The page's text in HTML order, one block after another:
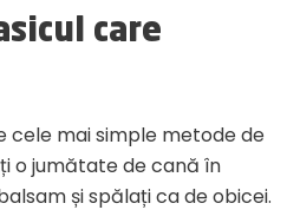
care
cele mai simple metode de
o jumătate de cană în
și spălați ca de obicei.